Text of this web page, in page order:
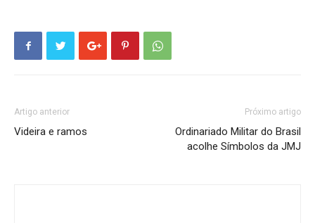
Artigo anterior
Videira e ramos
Próximo artigo
Ordinariado Militar do Brasil
acolhe Símbolos da JMJ